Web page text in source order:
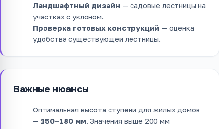
Ландшафтный дизайн — садовые лестницы на
участках с уклоном.
Проверка готовых конструкций — оценка
удобства существующей лестницы.
Важные нюансы
Оптимальная высота ступени для жилых домов
— 150–180 мм. Значения выше 200 мм